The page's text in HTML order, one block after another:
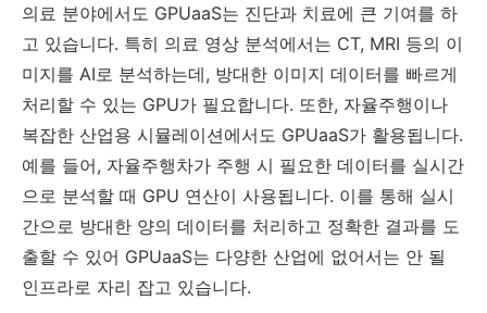
의료 분야에서도 GPUaaS는 진단과 치료에 큰 기여를 하
고 있습니다. 특히 의료 영상 분석에서는 CT, MRI 등의 이
미지를 AI로 분석하는데, 방대한 이미지 데이터를 빠르게
처리할 수 있는 GPU가 필요합니다. 또한, 자율주행이나
복잡한 산업용 시뮬레이션에서도 GPUaaS가 활용됩니다.
예를 들어, 자율주행차가 주행 시 필요한 데이터를 실시간
으로 분석할 때 GPU 연산이 사용됩니다. 이를 통해 실시
간으로 방대한 양의 데이터를 처리하고 정확한 결과를 도
출할 수 있어 GPUaaS는 다양한 산업에 없어서는 안 될
인프라로 자리 잡고 있습니다.